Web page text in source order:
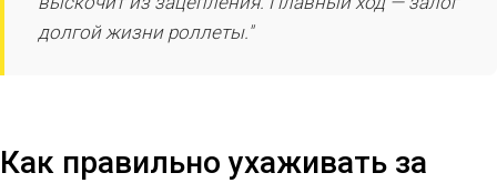
долгой жизни роллеты."
Как правильно ухаживать за